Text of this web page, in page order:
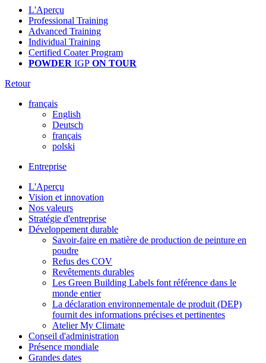
L'Aperçu
Professional Training
Advanced Training
Individual Training
Certified Coater Program
POWDER IGP ON TOUR
Retour
français
English
Deutsch
français
polski
Entreprise
L'Aperçu
Vision et innovation
Nos valeurs
Stratégie d'entreprise
Développement durable
Savoir-faire en matière de production de peinture en
poudre
Refus des COV
Revêtements durables
Les Green Building Labels font référence dans le
monde entier
La déclaration environnementale de produit (DEP)
fournit des informations précises et pertinentes
Atelier My Climate
Conseil d'administration
Présence mondiale
Grandes dates